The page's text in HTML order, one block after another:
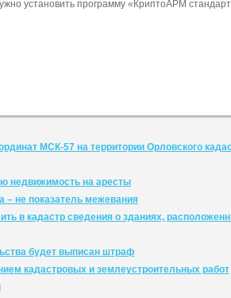
установить программу «КриптоАРМ
МСК-57 на территории Орловского
недвижимость на аресты
– не показатель межевания
в кадастр сведения о зданиях,
будет выписан штраф
кадастровых и землеустроительных работ